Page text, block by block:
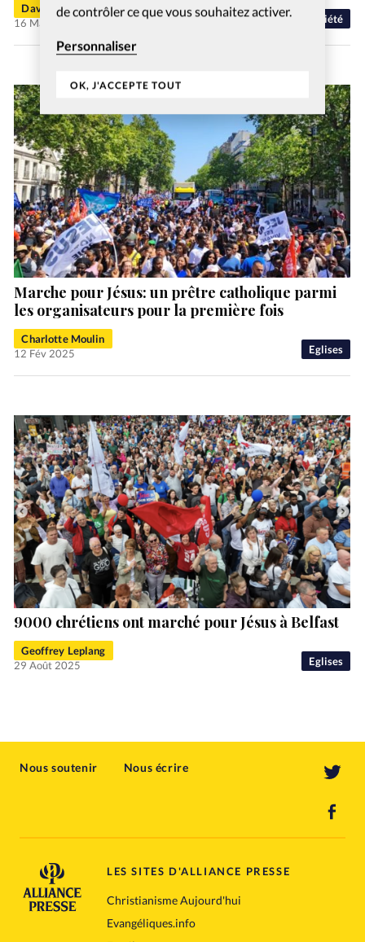
de contrôler ce que vous souhaitez activer.
Personnaliser
OK, J'ACCEPTE TOUT
Société
David Métreau
16 Mai 2025
Eglises
Marche pour Jésus: un prêtre catholique parmi
les organisateurs pour la première fois
Charlotte Moulin
12 Fév 2025
Eglises
9000 chrétiens ont marché pour Jésus à Belfast
Geoffrey Leplang
29 Août 2025
Nous soutenir Nous écrire
LES SITES D'ALLIANCE PRESSE
Christianisme Aujourd'hui
Evangéliques.info